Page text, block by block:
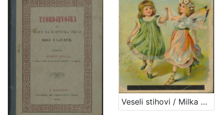
Veseli stihovi / Milka Pogačić